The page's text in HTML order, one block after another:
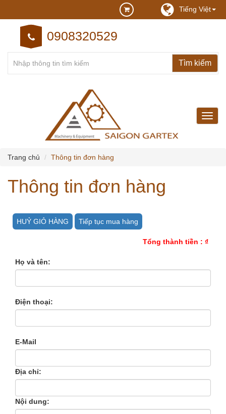
Tiếng Việt
0908320529
may
may
Trang chủ
Thông tin đơn hàng
Thông tin đơn hàng
HUỶ GIỎ HÀNG Tiếp tục mua hàng
Tổng thành tiền : ₫
Họ và tên:
Điện thoại:
E-Mail
Địa chỉ:
Nội dung: